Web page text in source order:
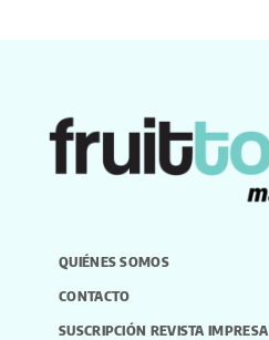
QUIÉNES SOMOS
CONTACTO
SUSCRIPCIÓN REVISTA IMPRESA